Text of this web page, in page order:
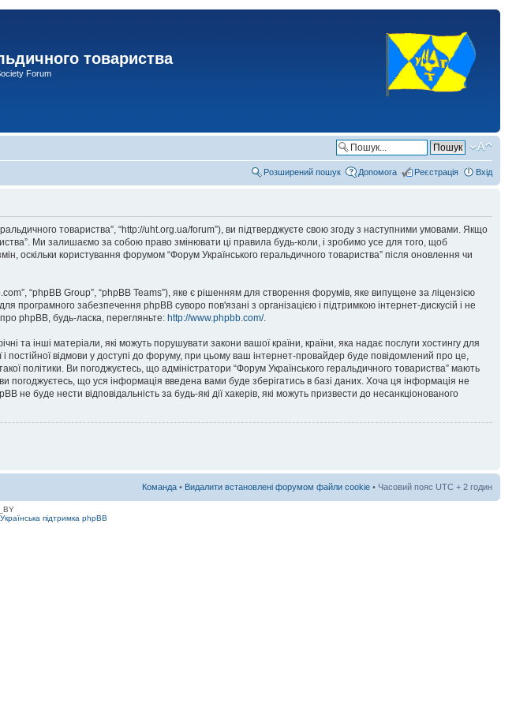
товариства
Forum
Розширений пошук Допомога Реєстрація Вхід
товариства”, “http://uht.org.ua/forum”), ви підтверджуєте свою згоду з наступними умовами. Якщо
Ми залишаємо за собою право змінювати ці правила будь-коли, і зробимо усе для того, щоб
користування форумом “Форум Українського геральдичного товариства” після оновлення чи
“phpBB Group”, “phpBB Teams”), яке є рішенням для створення форумів, яке випущене за ліцензією
програмного забезпечення phpBB суворо пов'язані з організацією і підтримкою інтернет-дискусій і не
phpBB, будь-ласка, перегляньте: http://www.phpbb.com/.
та інші матеріали, які можуть порушувати закони вашої країни, країни, яка надає послуги хостингу для
постійної відмови у доступі до форуму, при цьому ваш інтернет-провайдер буде повідомлений про це,
політики. Ви погоджуєтесь, що адміністратори “Форум Українського геральдичного товариства” мають
погоджуєтесь, що уся інформація введена вами буде зберігатись в базі даних. Хоча ця інформація не
не буде нести відповідальність за будь-які дії хакерів, які можуть призвести до несанкціонованого
Команда • Видалити встановлені форумом файли cookie • Часовий пояс UTC + 2 годин
Українська підтримка phpBB